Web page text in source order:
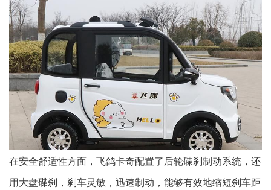
在安全舒适性方面，飞鸽卡奇配置了后轮碟刹制动系统，还
用大盘碟刹，刹车灵敏，迅速制动，能够有效地缩短刹车距